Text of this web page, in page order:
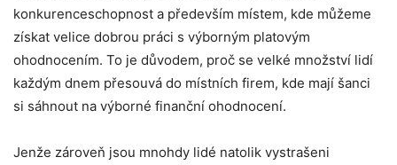
konkurenceschopnost a především místem, kde můžeme
získat velice dobrou práci s výborným platovým
ohodnocením. To je důvodem, proč se velké množství lidí
každým dnem přesouvá do místních firem, kde mají šanci
si sáhnout na výborné finanční ohodnocení.
Jenže zároveň jsou mnohdy lidé natolik vystrašeni